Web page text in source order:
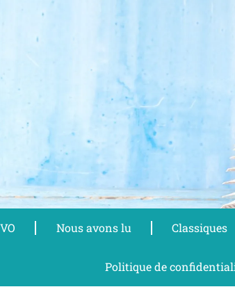
Nous avons lu Classiques
Politique de